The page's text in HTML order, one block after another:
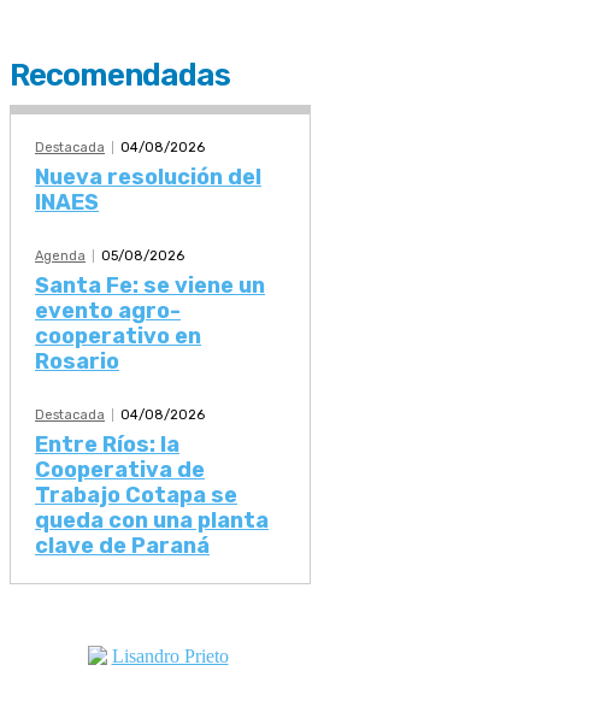
Recomendadas
Destacada 04/08/2026
Nueva resolución del
INAES
Agenda 05/08/2026
Santa Fe: se viene un
evento agro-
cooperativo en
Rosario
Destacada 04/08/2026
Entre Ríos: la
Cooperativa de
Trabajo Cotapa se
queda con una planta
clave de Paraná